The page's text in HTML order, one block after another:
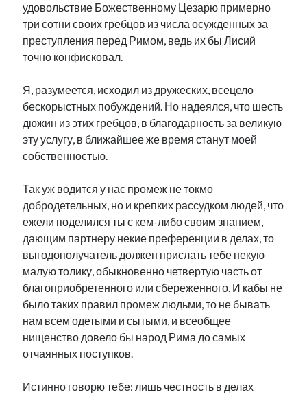
удовольствие Божественному Цезарю примерно
три сотни своих гребцов из числа осужденных за
преступления перед Римом, ведь их бы Лисий
точно конфисковал.
Я, разумеется, исходил из дружеских, всецело
бескорыстных побуждений. Но надеялся, что шесть
дюжин из этих гребцов, в благодарность за великую
эту услугу, в ближайшее же время станут моей
собственностью.
Так уж водится у нас промеж не токмо
добродетельных, но и крепких рассудком людей, что
ежели поделился ты с кем-либо своим знанием,
дающим партнеру некие преференции в делах, то
выгодополучатель должен прислать тебе некую
малую толику, обыкновенно четвертую часть от
благоприобретенного или сбереженного. И кабы не
было таких правил промеж людьми, то не бывать
нам всем одетыми и сытыми, и всеобщее
нищенство довело бы народ Рима до самых
отчаянных поступков.
Истинно говорю тебе: лишь честность в делах